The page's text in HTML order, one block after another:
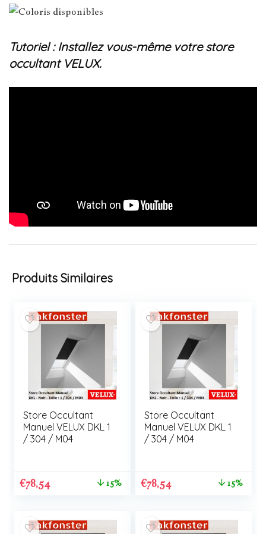
Tutoriel : Installez vous-même votre store
occultant VELUX.
Produits Similaires
Store Occultant
Manuel VELUX DKL 1
/ 304 / M04
€78,54 15%
Store Occultant
Manuel VELUX DKL 1
/ 304 / M04
€78,54 15%